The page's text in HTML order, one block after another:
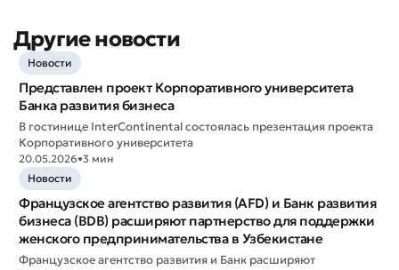
Другие новости
Новости
Представлен проект Корпоративного университета
Банка развития бизнеса
В гостинице InterContinental состоялась презентация проекта
Корпоративного университета
20.05.2026•3 мин
Новости
Французское агентство развития (AFD) и Банк развития
бизнеса (BDB) расширяют партнерство для поддержки
женского предпринимательства в Узбекистане
Французское агентство развития и Банк расширяют